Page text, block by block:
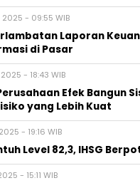
- 09:55 WIB
Laporan
di Pasar
- 18:43 WIB
Efek Bangun
yang Lebih Kuat
- 19:16 WIB
Level 82,3, IHSG
- 15:11 WIB